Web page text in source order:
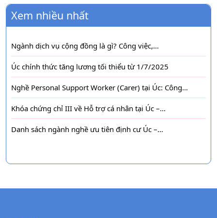
Xem nhiều nhất
Ngành dịch vụ cộng đồng là gì? Công việc,…
Úc chính thức tăng lương tối thiểu từ 1/7/2025
Nghề Personal Support Worker (Carer) tại Úc: Công…
Khóa chứng chỉ III về Hỗ trợ cá nhân tại Úc –…
Danh sách ngành nghề ưu tiên định cư Úc –…